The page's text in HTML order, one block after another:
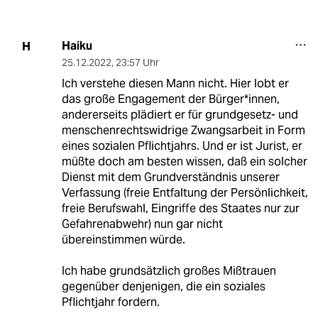
H Haiku
25.12.2022, 23:57 Uhr
Ich verstehe diesen Mann nicht. Hier lobt er
das große Engagement der Bürger*innen,
andererseits plädiert er für grundgesetz- und
menschenrechtswidrige Zwangsarbeit in Form
eines sozialen Pflichtjahrs. Und er ist Jurist, er
müßte doch am besten wissen, daß ein solcher
Dienst mit dem Grundverständnis unserer
Verfassung (freie Entfaltung der Persönlichkeit,
freie Berufswahl, Eingriffe des Staates nur zur
Gefahrenabwehr) nun gar nicht
übereinstimmen würde.
Ich habe grundsätzlich großes Mißtrauen
gegenüber denjenigen, die ein soziales
Pflichtjahr fordern.